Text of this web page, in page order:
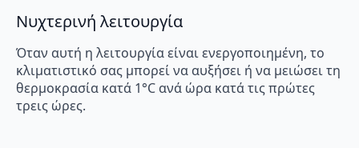
Νυχτερινή λειτουργία
Όταν αυτή η λειτουργία είναι ενεργοποιημένη, το
κλιματιστικό σας μπορεί να αυξήσει ή να μειώσει τη
θερμοκρασία κατά 1°C ανά ώρα κατά τις πρώτες
τρεις ώρες.